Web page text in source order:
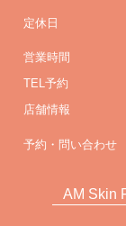
定休日
営業時間
TEL予約
店舗情報
予約・問い合わせ
AM Skin